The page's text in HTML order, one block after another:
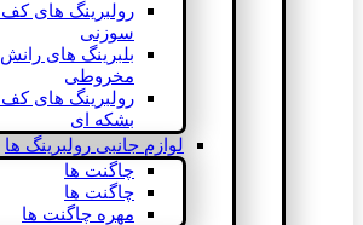
رولبرینگ های
سوزنی
بلبرینگ های
مخروطی
رولبرینگ های
بشکه ای
لوازم جانبی رولبرینگ ها
چاگنت ها
چاگنت ها
مهره چاگنت ها